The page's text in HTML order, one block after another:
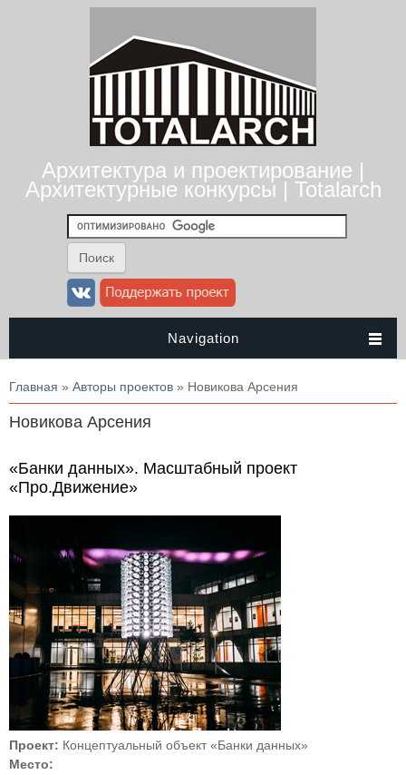
Архитектура и проектирование |
Архитектурные конкурсы | Totalarch
Navigation
Вы здесь
Главная » Авторы проектов » Новикова Арсения
Новикова Арсения
«Банки данных». Масштабный проект
«Про.Движение»
Проект: Концептуальный объект «Банки данных»
Место: